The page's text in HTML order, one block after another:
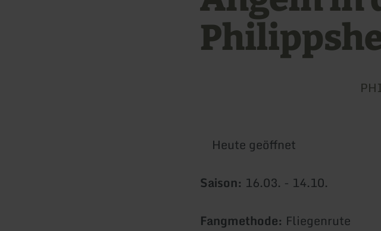
Heute geöffnet
Saison: 16.03. - 14.10.
Fangmethode: Fliegenrute